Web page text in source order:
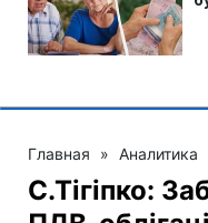
Главная » Аналитика
С.Тігіпко: